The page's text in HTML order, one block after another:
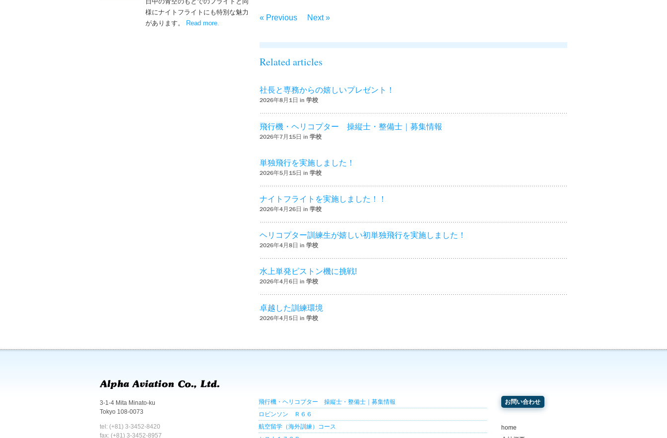
« Previous Next »
様にナイトフライトにも特別な魅力
があります。 Read more – ‘ナイトフライトを実施しました！！’
Related articles
社長と専務からの嬉しいプレゼント！
2026年8月1日 in 学校
飛行機・ヘリコプター 操縦士・整備士｜募集情報
2026年7月15日 in 学校
単独飛行を実施しました！
2026年5月15日 in 学校
ナイトフライトを実施しました！！
2026年4月26日 in 学校
ヘリコプター訓練生が嬉しい初単独飛行を実施しました！
2026年4月8日 in 学校
水上単発ピストン機に挑戦!
2026年4月6日 in 学校
卓越した訓練環境
2026年4月5日 in 学校
3-1-4 Mita Minato-ku
Tokyo 108-0073
tel: (+81) 3-3452-8420
fax: (+81) 3-3452-8957
飛行機・ヘリコプター 操縦士・整備士｜募集情報
ロビンソン Ｒ６６
航空留学（海外訓練）コース
お問い合わせ
home